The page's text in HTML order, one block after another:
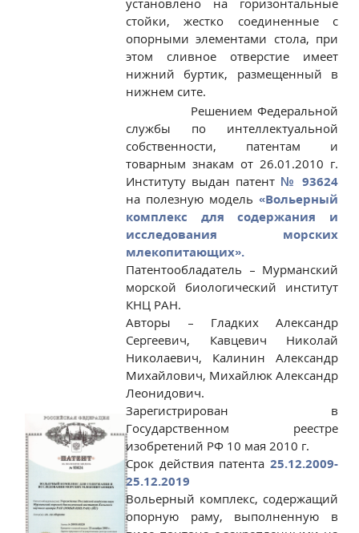
установлено на горизонтальные
стойки, жестко соединенные с
опорными элементами стола, при
этом сливное отверстие имеет
нижний буртик, размещенный в
нижнем сите.
Решением Федеральной
службы по интеллектуальной
собственности, патентам и
товарным знакам от 26.01.2010 г.
Институту выдан патент № 93624
на полезную модель «Вольерный
комплекс для содержания и
исследования морских
млекопитающих».
Патентообладатель – Мурманский
морской биологический институт
КНЦ РАН.
Авторы – Гладких Александр
Сергеевич, Кавцевич Николай
Николаевич, Калинин Александр
Михайлович, Михайлюк Александр
Леонидович.
Зарегистрирован в
Государственном реестре
изобретений РФ 10 мая 2010 г.
Срок действия патента 25.12.2009-
25.12.2019
Вольерный комплекс, содержащий
опорную раму, выполненную в